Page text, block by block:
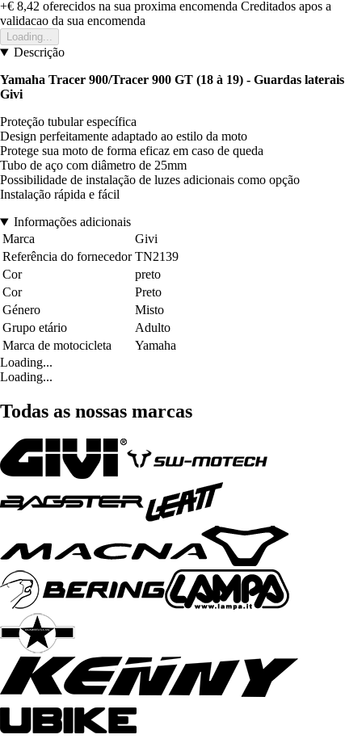
+€ 8,42 oferecidos na sua proxima encomenda Creditados apos a
validacao da sua encomenda
Loading...
Descrição
Yamaha Tracer 900/Tracer 900 GT (18 à 19) - Guardas laterais
Givi
Proteção tubular específica
Design perfeitamente adaptado ao estilo da moto
Protege sua moto de forma eficaz em caso de queda
Tubo de aço com diâmetro de 25mm
Possibilidade de instalação de luzes adicionais como opção
Instalação rápida e fácil
Informações adicionais
Marca
Givi
Referência do fornecedor TN2139
Cor
preto
Cor
Preto
Género
Misto
Grupo etário
Adulto
Marca de motocicleta
Yamaha
Loading...
Loading...
Todas as nossas marcas